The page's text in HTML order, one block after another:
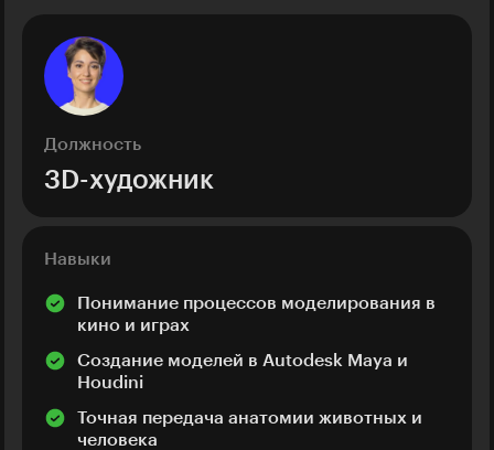
Должность
3D-художник
Навыки
Понимание процессов моделирования в
кино и играх
Создание моделей в Autodesk Maya и
Houdini
Точная передача анатомии животных и
человека